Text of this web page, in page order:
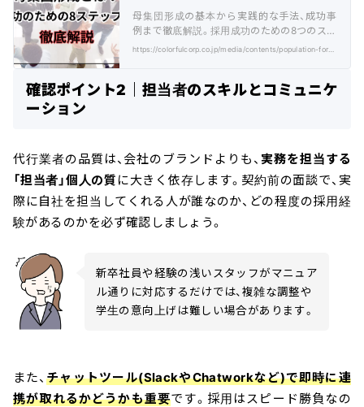
母集団形成の基本から実践的な手法、成功事
例まで徹底解説。採用成功のための8つのステ
ップと効果的な形成方法を紹介。
https://colorfulcorp.co.jp/media/contents/population-formation/
確認ポイント2｜担当者のスキルとコミュニケ
ーション
代行業者の品質は、会社のブランドよりも、 実務を担当する
「担当者」個人の質 に大きく依存します。契約前の面談で、実
際に自社を担当してくれる人が誰なのか、どの程度の採用経
験があるのかを必ず確認しましょう。
新卒社員や経験の浅いスタッフがマニュア
ル通りに対応するだけでは、複雑な調整や
学生の意向上げは難しい場合があります。
また、チャットツール(SlackやChatworkなど)で即時に連
携が取れるかどうかも重要です。採用はスピード勝負なの